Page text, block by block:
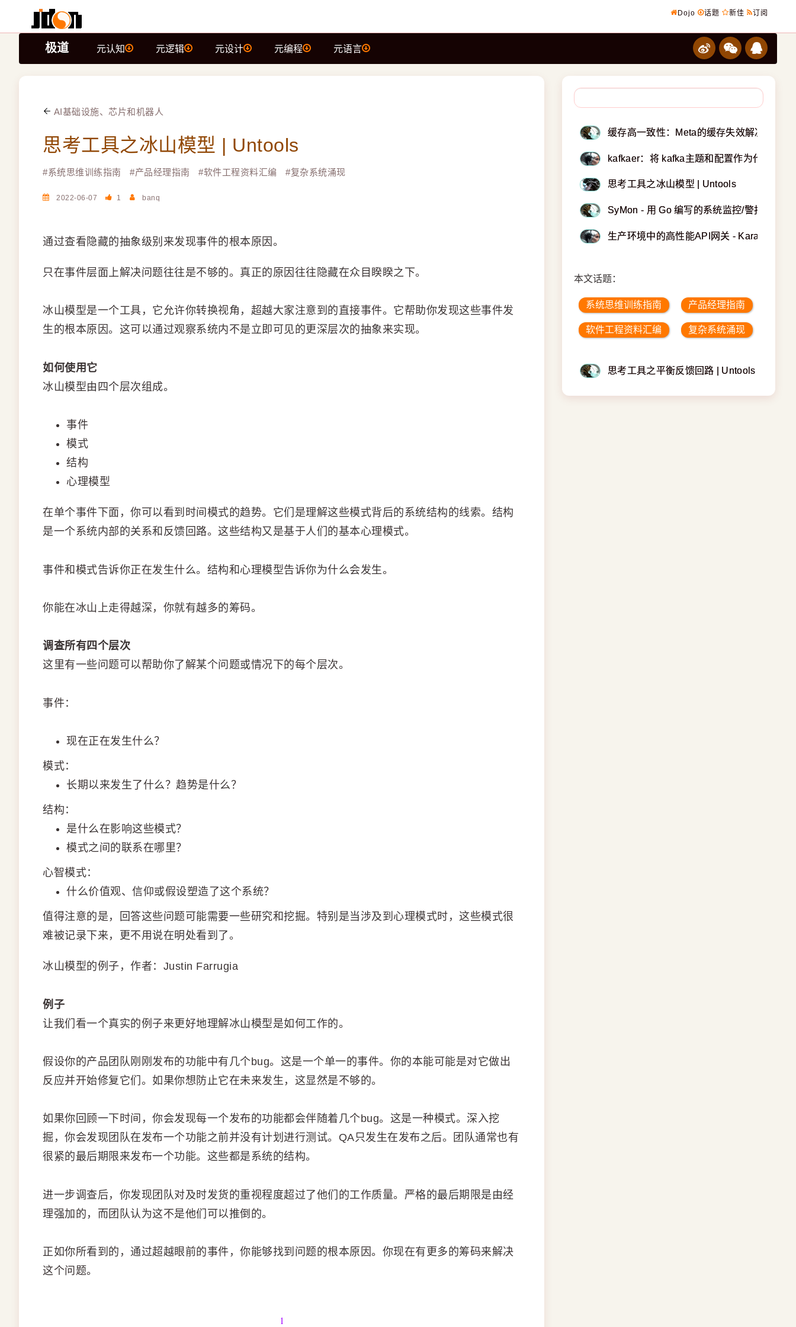
Dojo 话题 新佳 订阅
极道 元认知 元逻辑 元设计 元编程 元语言
AI基础设施、芯片和机器人
思考工具之冰山模型 | Untools
#系统思维训练指南 #产品经理指南 #软件工程资料汇编 #复杂系统涌现
2022-06-07 1 banq
通过查看隐藏的抽象级别来发现事件的根本原因。
只在事件层面上解决问题往往是不够的。真正的原因往往隐藏在众目睽睽之下。
冰山模型是一个工具，它允许你转换视角，超越大家注意到的直接事件。它帮助你发现这些事件发
生的根本原因。这可以通过观察系统内不是立即可见的更深层次的抽象来实现。
如何使用它
冰山模型由四个层次组成。
事件
模式
结构
心理模型
在单个事件下面，你可以看到时间模式的趋势。它们是理解这些模式背后的系统结构的线索。结构
是一个系统内部的关系和反馈回路。这些结构又是基于人们的基本心理模式。
事件和模式告诉你正在发生什么。结构和心理模型告诉你为什么会发生。
你能在冰山上走得越深，你就有越多的筹码。
调查所有四个层次
这里有一些问题可以帮助你了解某个问题或情况下的每个层次。
事件：
现在正在发生什么？
模式：
长期以来发生了什么？趋势是什么？
结构：
是什么在影响这些模式？
模式之间的联系在哪里？
心智模式：
什么价值观、信仰或假设塑造了这个系统？
值得注意的是，回答这些问题可能需要一些研究和挖掘。特别是当涉及到心理模式时，这些模式很
难被记录下来，更不用说在明处看到了。
冰山模型的例子，作者：Justin Farrugia
例子
让我们看一个真实的例子来更好地理解冰山模型是如何工作的。
假设你的产品团队刚刚发布的功能中有几个bug。这是一个单一的事件。你的本能可能是对它做出
反应并开始修复它们。如果你想防止它在未来发生，这显然是不够的。
如果你回顾一下时间，你会发现每一个发布的功能都会伴随着几个bug。这是一种模式。深入挖
掘，你会发现团队在发布一个功能之前并没有计划进行测试。QA只发生在发布之后。团队通常也有
很紧的最后期限来发布一个功能。这些都是系统的结构。
进一步调查后，你发现团队对及时发货的重视程度超过了他们的工作质量。严格的最后期限是由经
理强加的，而团队认为这不是他们可以推倒的。
正如你所看到的，通过超越眼前的事件，你能够找到问题的根本原因。你现在有更多的筹码来解决
这个问题。
1
缓存高一致性：Meta的缓存失效解决方案
kafkaer：将 kafka主题和配置作为代码管理
思考工具之冰山模型 | Untools
SyMon - 用 Go 编写的系统监控/警报工具
生产环境中的高性能API网关 - Karanbir
本文话题：
系统思维训练指南 产品经理指南
软件工程资料汇编 复杂系统涌现
思考工具之平衡反馈回路 | Untools